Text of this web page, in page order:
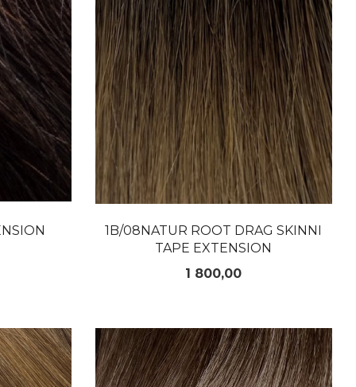
1B/08NATUR ROOT DRAG SKINNI
TAPE EXTENSION
Pris
1 800,00
LES MER